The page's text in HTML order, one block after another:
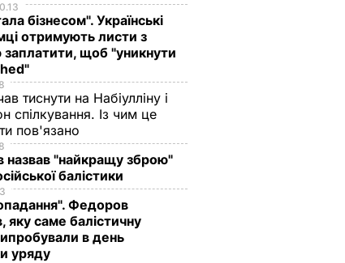
бізнесом". Українські
отримують листи з
щоб "уникнути
тиснути на Набіулліну і
спілкування. Із чим це
пов'язано
"найкращу зброю"
балістики
Федоров
яку саме балістичну
в день
уряду